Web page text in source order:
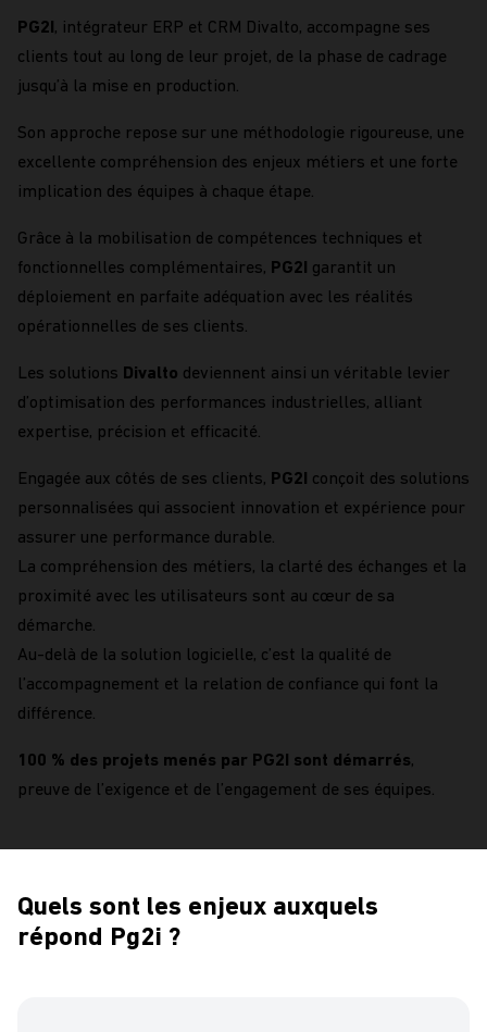
PG2I , intégrateur ERP et CRM Divalto, accompagne ses
clients tout au long de leur projet, de la phase de cadrage
jusqu’à la mise en production.
Son approche repose sur une méthodologie rigoureuse, une
excellente compréhension des enjeux métiers et une forte
implication des équipes à chaque étape.
Grâce à la mobilisation de compétences techniques et
fonctionnelles complémentaires, PG2I
garantit un
déploiement en parfaite adéquation avec les réalités
opérationnelles de ses clients.
Les solutions Divalto deviennent ainsi un véritable levier
d’optimisation des performances industrielles, alliant
expertise, précision et efficacité.
Engagée aux côtés de ses clients, PG2I
conçoit des solutions
personnalisées qui associent innovation et expérience pour
assurer une performance durable.
La compréhension des métiers, la clarté des échanges et la
proximité avec les utilisateurs sont au cœur de sa
démarche.
Au-delà de la solution logicielle, c’est la qualité de
l’accompagnement et la relation de confiance qui font la
différence.
100 % des projets menés par PG2I sont démarrés,
preuve de l’exigence et de l’engagement de ses équipes.
Quels sont les enjeux auxquels
répond Pg2i ?